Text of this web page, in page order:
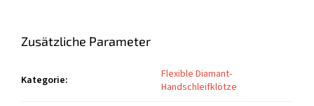
Zusätzliche Parameter
Kategorie:
Flexible Diamant-
Handschleifklötze